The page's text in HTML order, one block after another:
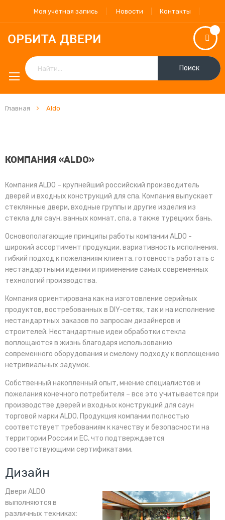
Моя учётная запись Новости Контакты
Поиск
Главная Aldo
КОМПАНИЯ «ALDO»
Компания ALDO – крупнейший российский производитель
дверей и входных конструкций для спа. Компания выпускает
стеклянные двери, входные группы и другие изделия из
стекла для саун, ванных комнат, спа, а также турецких бань.
Основополагающие принципы работы компании ALDO -
широкий ассортимент продукции, вариативность исполнения,
гибкий подход к пожеланиям клиента, готовность работать с
нестандартными идеями и применение самых современных
технологий производства.
Компания ориентирована как на изготовление серийных
продуктов, востребованных в DIY-сетях, так и на исполнение
нестандартных заказов по запросам дизайнеров и
строителей. Нестандартные идеи обработки стекла
воплощаются в жизнь благодаря использованию
современного оборудования и смелому подходу к воплощению
нетривиальных задумок.
Собственный накопленный опыт, мнение специалистов и
пожелания конечного потребителя – все это учитывается при
производстве дверей и входных конструкций для саун
торговой марки ALDO. Продукция компании полностью
соответствует требованиям к качеству и безопасности на
территории России и ЕС, что подтверждается
соответствующими сертификатами.
Дизайн
Двери ALDO
выполняются в
различных техниках: